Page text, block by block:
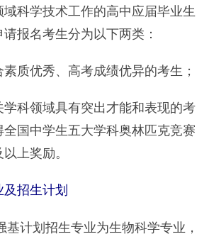
科学技术工作的高中应届毕业生
报名考生分为以下两类：
质优秀、高考成绩优异的考生；
科领域具有突出才能和表现的考
国中学生五大学科奥林匹克竞赛
上奖励。
招生计划
基计划招生专业为生物科学专业，